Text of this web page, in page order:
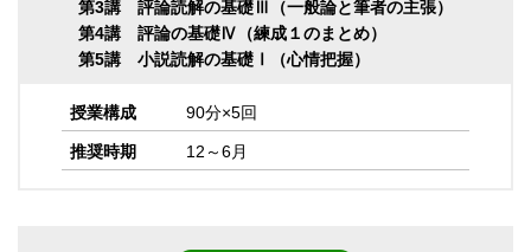
第3講 評論読解の基礎Ⅲ（一般論と筆者の主張）
第4講 評論の基礎Ⅳ（練成１のまとめ）
第5講 小説読解の基礎Ⅰ（心情把握）
授業構成 90分×5回
推奨時期 12～6月